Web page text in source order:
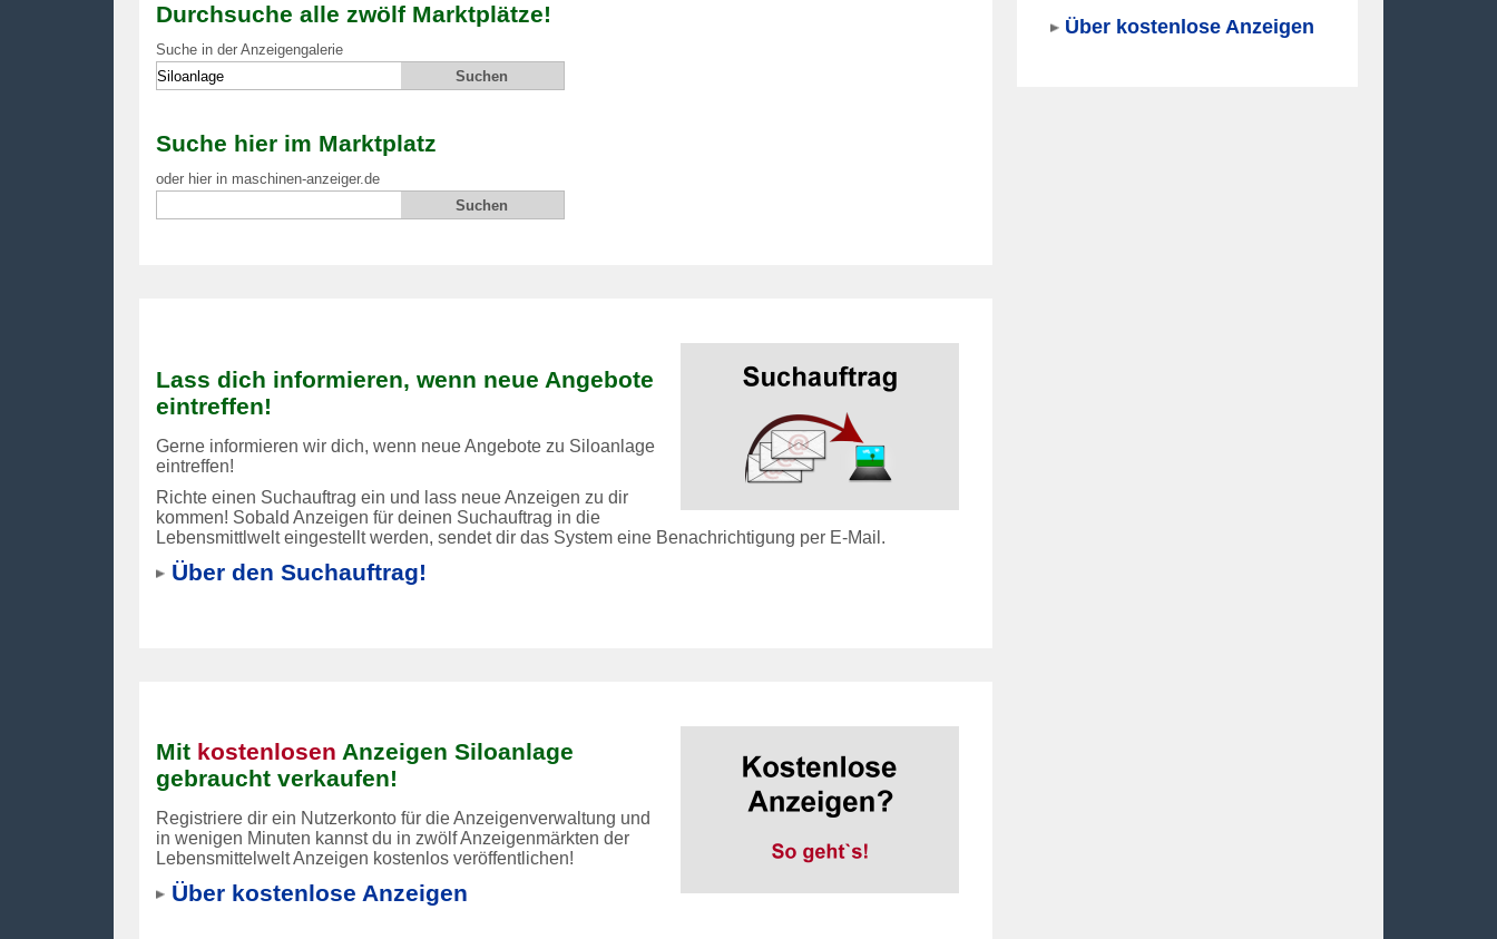
Über kostenlose Anzeigen
Durchsuche alle zwölf Marktplätze!
Suche in der Anzeigengalerie
Suche hier im Marktplatz
oder hier in maschinen-anzeiger.de
Lass dich informieren, wenn neue Angebote
eintreffen!
Gerne informieren wir dich, wenn neue Angebote zu Siloanlage
eintreffen!
Richte einen Suchauftrag ein und lass neue Anzeigen zu dir
kommen! Sobald Anzeigen für deinen Suchauftrag in die
Lebensmittlwelt eingestellt werden, sendet dir das System eine Benachrichtigung per E-Mail.
Über den Suchauftrag!
Mit kostenlosen Anzeigen Siloanlage
gebraucht verkaufen!
Registriere dir ein Nutzerkonto für die Anzeigenverwaltung und
in wenigen Minuten kannst du in zwölf Anzeigenmärkten der
Lebensmittelwelt Anzeigen kostenlos veröffentlichen!
Über kostenlose Anzeigen